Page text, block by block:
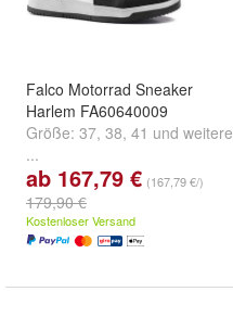
Falco Motorrad Sneaker
Harlem FA60640009
Größe: 37, 38, 41 und weitere
...
ab 167,79 € (167,79 €/)
179,90 €
Kostenloser Versand